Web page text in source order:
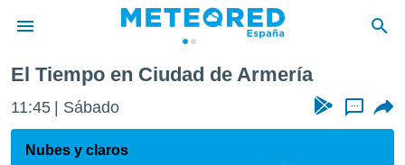
de
por
El Tiempo en Ciudad de Armería
11:45 Sábado ...
Nubes y claros